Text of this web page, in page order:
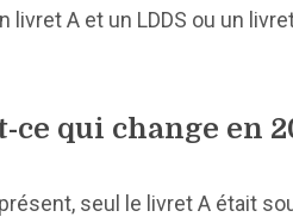
livret A et un LDDS ou un
ce qui change en
seul le livret A était